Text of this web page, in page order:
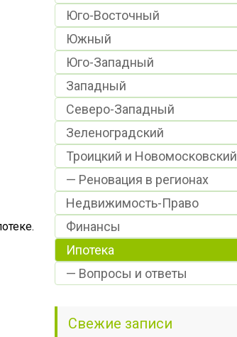
Юго-Восточный
Южный
Юго-Западный
Западный
Северо-Западный
Зеленоградский
Троицкий и Новомосковский
— Реновация в регионах
Недвижимость-Право
Финансы
Ипотека
— Вопросы и ответы
Свежие записи